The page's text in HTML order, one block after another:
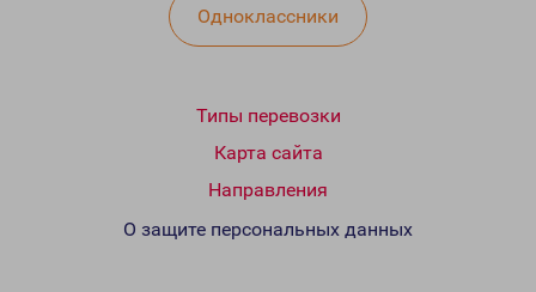
Одноклассники
Типы перевозки
Карта сайта
Направления
О защите персональных данных